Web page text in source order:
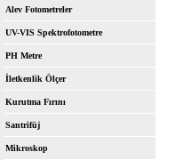
Alev Fotometreler
UV-VIS Spektrofotometre
PH Metre
İletkenlik Ölçer
Kurutma Fırını
Santrifüj
Mikroskop